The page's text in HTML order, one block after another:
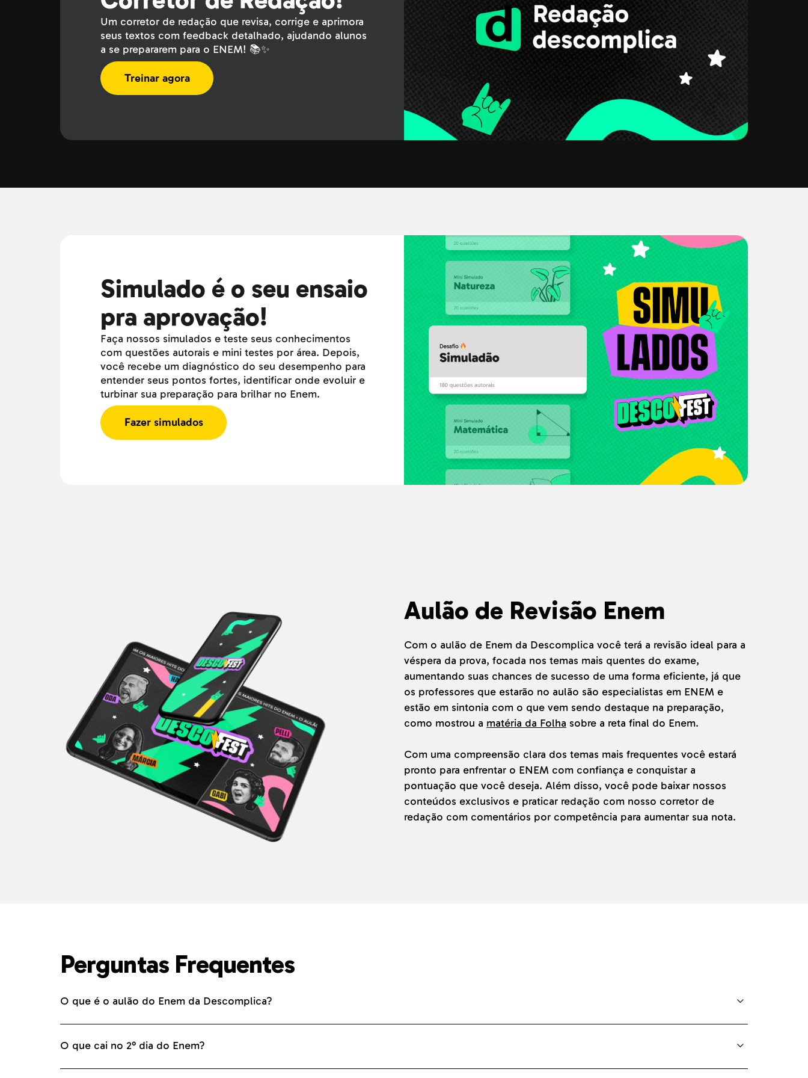
Um corretor de redação que revisa, corrige e aprimora
seus textos com feedback detalhado, ajudando alunos
a se prepararem para o ENEM! 📚✨
Treinar agora
Simulado é o seu ensaio
pra aprovação!
Faça nossos simulados e teste seus conhecimentos
com questões autorais e mini testes por área. Depois,
você recebe um diagnóstico do seu desempenho para
entender seus pontos fortes, identificar onde evoluir e
turbinar sua preparação para brilhar no Enem.
Fazer simulados
Aulão de Revisão Enem
Com o aulão de Enem da Descomplica você terá a revisão ideal para a
véspera da prova, focada nos temas mais quentes do exame,
aumentando suas chances de sucesso de uma forma eficiente, já que
os professores que estarão no aulão são especialistas em ENEM e
estão em sintonia com o que vem sendo destaque na preparação,
como mostrou a matéria da Folha sobre a reta final do Enem.
Com uma compreensão clara dos temas mais frequentes você estará
pronto para enfrentar o ENEM com confiança e conquistar a
pontuação que você deseja. Além disso, você pode baixar nossos
conteúdos exclusivos e praticar redação com nosso corretor de
redação com comentários por competência para aumentar sua nota.
Perguntas Frequentes
O que é o aulão do Enem da Descomplica?
O que cai no 2° dia do Enem?